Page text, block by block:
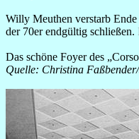
Willy Meuthen verstarb Ende
der 70er endgültig schließen.
Das schöne Foyer des
Quelle: Christina